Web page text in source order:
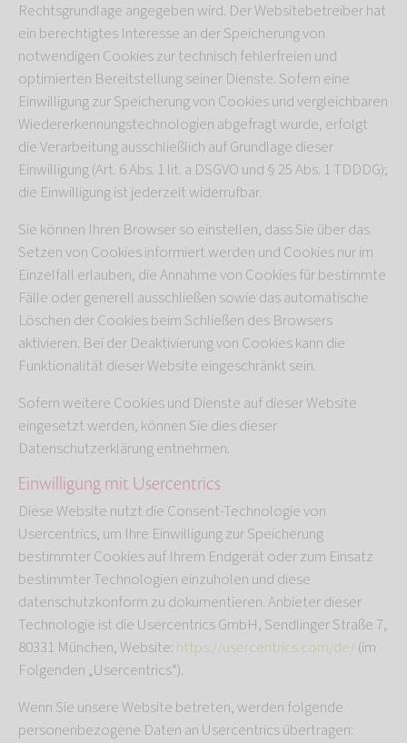
Rechtsgrundlage angegeben wird. Der Websitebetreiber hat
ein berechtigtes Interesse an der Speicherung von
notwendigen Cookies zur technisch fehlerfreien und
optimierten Bereitstellung seiner Dienste. Sofern eine
Einwilligung zur Speicherung von Cookies und vergleichbaren
Wiedererkennungstechnologien abgefragt wurde, erfolgt
die Verarbeitung ausschließlich auf Grundlage dieser
Einwilligung (Art. 6 Abs. 1 lit. a DSGVO und § 25 Abs. 1 TDDDG);
die Einwilligung ist jederzeit widerrufbar.
Sie können Ihren Browser so einstellen, dass Sie über das
Setzen von Cookies informiert werden und Cookies nur im
Einzelfall erlauben, die Annahme von Cookies für bestimmte
Fälle oder generell ausschließen sowie das automatische
Löschen der Cookies beim Schließen des Browsers
aktivieren. Bei der Deaktivierung von Cookies kann die
Funktionalität dieser Website eingeschränkt sein.
Sofern weitere Cookies und Dienste auf dieser Website
eingesetzt werden, können Sie dies dieser
Datenschutzerklärung entnehmen.
Einwilligung mit Usercentrics
Diese Website nutzt die Consent-Technologie von
Usercentrics, um Ihre Einwilligung zur Speicherung
bestimmter Cookies auf Ihrem Endgerät oder zum Einsatz
bestimmter Technologien einzuholen und diese
datenschutzkonform zu dokumentieren. Anbieter dieser
Technologie ist die Usercentrics GmbH, Sendlinger Straße 7,
80331 München, Website: https://usercentrics.com/de/(im
Folgenden „Usercentrics“).
Wenn Sie unsere Website betreten, werden folgende
personenbezogene Daten an Usercentrics übertragen: